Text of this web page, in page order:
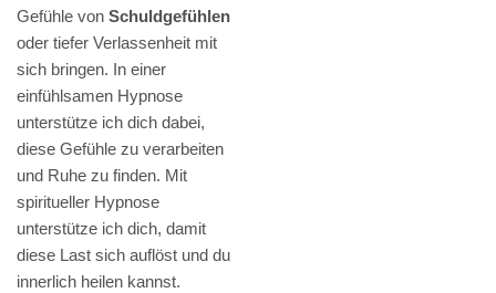
Gefühle von Schuldgefühlen
oder tiefer Verlassenheit mit
sich bringen. In einer
einfühlsamen Hypnose
unterstütze ich dich dabei,
diese Gefühle zu verarbeiten
und Ruhe zu finden. Mit
spiritueller Hypnose
unterstütze ich dich, damit
diese Last sich auflöst und du
innerlich heilen kannst.